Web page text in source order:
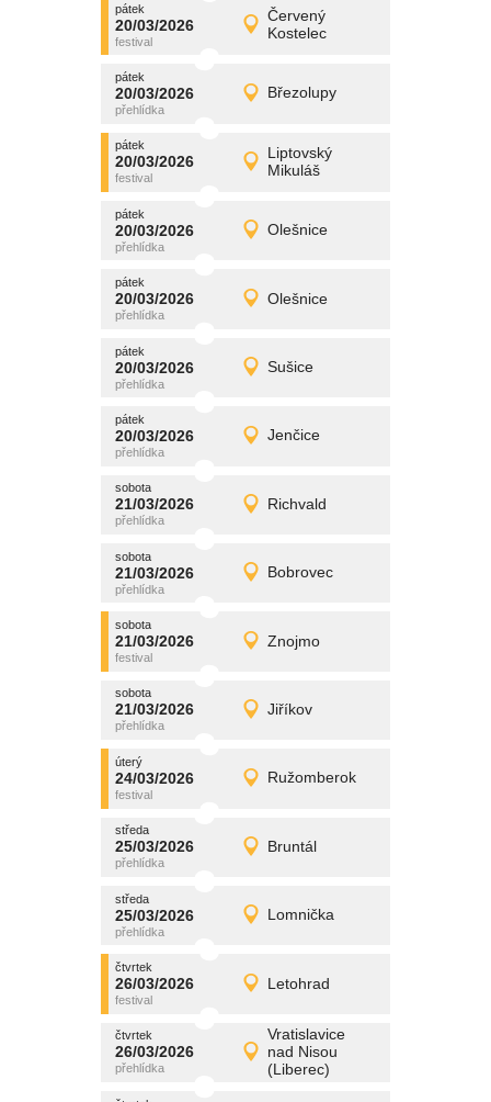
pátek
20/03/2026
Červený
Kostelec
pátek
20/03/2026 Detail
promítání
pátek
20/03/2026 Březolupy
pátek
20/03/2026 Detail
promítání
pátek
20/03/2026
Liptovský
Mikuláš
pátek
20/03/2026 Detail
promítání
pátek
20/03/2026 Olešnice
pátek
20/03/2026 Detail
promítání
pátek
20/03/2026 Olešnice
pátek
20/03/2026 Detail
promítání
pátek
20/03/2026 Sušice
pátek
20/03/2026 Detail
promítání
pátek
20/03/2026 Jenčice
pátek
20/03/2026 Detail
promítání
sobota
21/03/2026 Richvald
sobota
21/03/2026 Detail
promítání
sobota
21/03/2026 Bobrovec
sobota
21/03/2026 Detail
promítání
sobota
21/03/2026 Znojmo
sobota
21/03/2026 Detail
promítání
sobota
21/03/2026 Jiříkov
sobota
21/03/2026 Detail
promítání
úterý
24/03/2026 Ružomberok
úterý
24/03/2026 Detail
promítání
středa
25/03/2026 Bruntál
středa
25/03/2026 Detail
promítání
středa
25/03/2026 Lomnička
středa
25/03/2026 Detail
promítání
čtvrtek
26/03/2026 Letohrad
čtvrtek
26/03/2026 Detail
promítání
čtvrtek
26/03/2026
Vratislavice
nad Nisou
(Liberec)
čtvrtek
26/03/2026 Detail
promítání